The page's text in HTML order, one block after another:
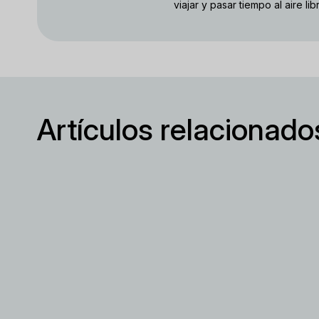
viajar y pasar tiempo al aire
Artículos